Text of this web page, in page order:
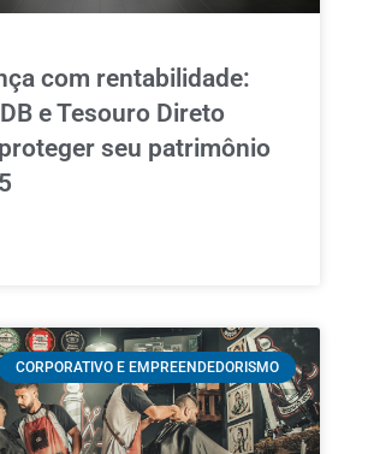
com rentabilidade:
e Tesouro Direto
seu patrimônio
CORPORATIVO E EMPREENDEDORISMO